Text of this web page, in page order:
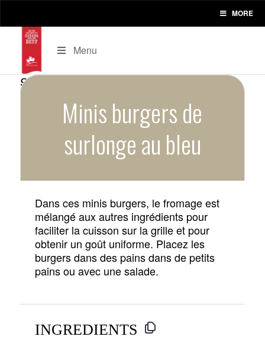
MORE
Menu
Minis burgers de
surlonge au bleu
Dans ces minis burgers, le fromage est
mélangé aux autres ingrédients pour
faciliter la cuisson sur la grille et pour
obtenir un goût uniforme. Placez les
burgers dans des pains dans de petits
pains ou avec une salade.
INGREDIENTS